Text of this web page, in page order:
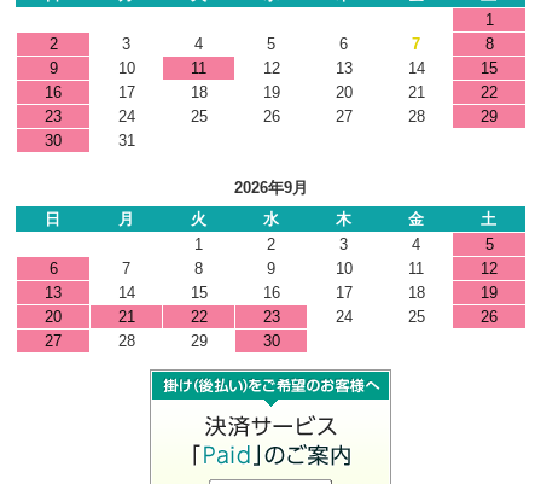
1
2
3 4 5 6 7
8
9
10 11 12 13 14
15
16
17 18 19 20 21
22
23
24 25 26 27 28
29
30
31
2026年9月
日
月 火 水 木 金
土
1
2 3 4
5
6
7 8 9 10 11
12
13
14 15 16 17 18
19
20
21 22 23 24 25
26
27
28 29 30